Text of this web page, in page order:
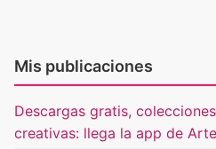
Mis publicaciones
Descargas gratis,
creativas: llega la app de